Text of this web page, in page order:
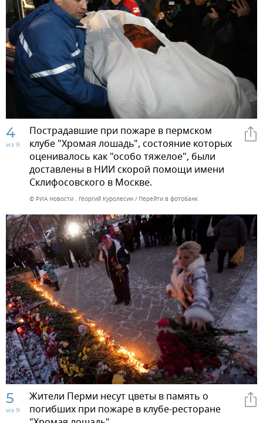
4
из 9
Пострадавшие при пожаре в пермском
клубе "Хромая лошадь", состояние которых
оценивалось как "особо тяжелое", были
доставлены в НИИ скорой помощи имени
Склифосовского в Москве.
© РИА Новости . Георгий Куролесин Перейти в фотобанк
5
из 9
Жители Перми несут цветы в память о
погибших при пожаре в клубе-ресторане